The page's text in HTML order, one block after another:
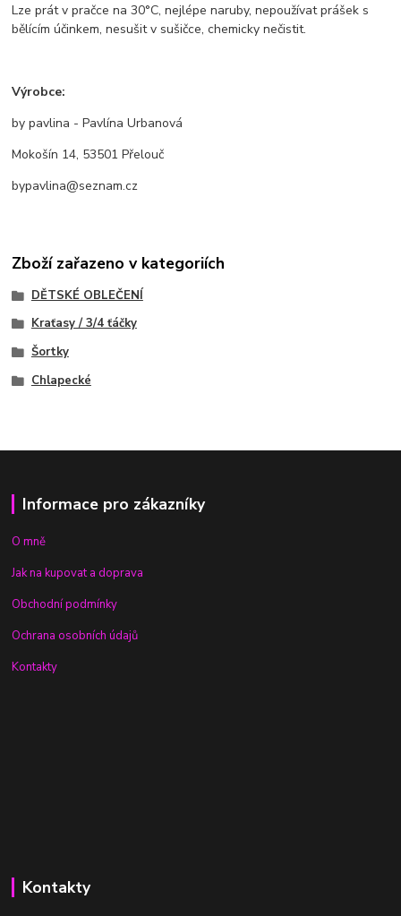
Lze prát v pračce na 30°C, nejlépe naruby, nepoužívat prášek s
bělícím účinkem, nesušit v sušičce, chemicky nečistit.
Výrobce:
by pavlina - Pavlína Urbanová
Mokošín 14, 53501 Přelouč
bypavlina@seznam.cz
Zboží zařazeno v kategoriích
DĚTSKÉ OBLEČENÍ
Kraťasy / 3/4 ťáčky
Šortky
Chlapecké
Informace pro zákazníky
O mně
Jak na kupovat a doprava
Obchodní podmínky
Ochrana osobních údajů
Kontakty
Kontakty